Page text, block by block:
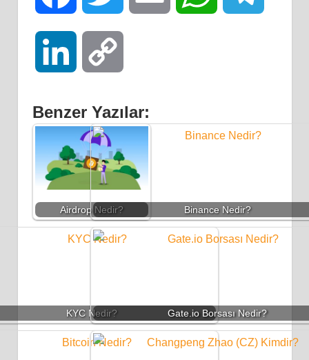
LinkedIn
Benzer Yazılar:
Airdrop Nedir? Binance Nedir?
KYC Nedir? Gate.io Borsası Nedir?